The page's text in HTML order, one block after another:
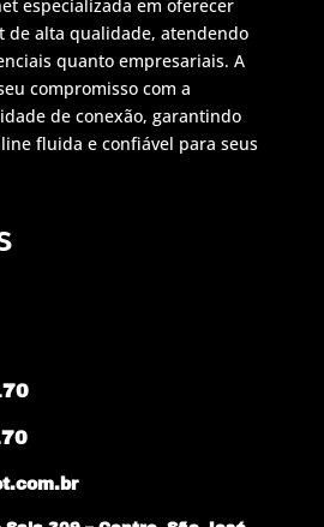
especializada em oferecer
de alta qualidade, atendendo
quanto empresariais. A
compromisso com a
de conexão, garantindo
fluida e confiável para seus